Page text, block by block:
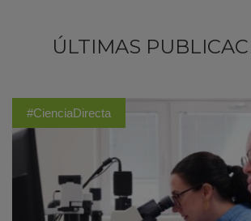
ÚLTIMAS
#CienciaDirecta